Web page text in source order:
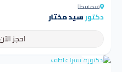
سمسطا
دكتورسيد مختار
احجز